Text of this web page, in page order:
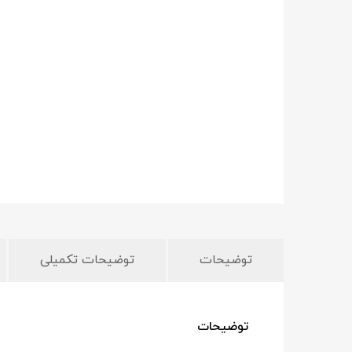
توضیحات توضیحات تکمیلی
توضیحات